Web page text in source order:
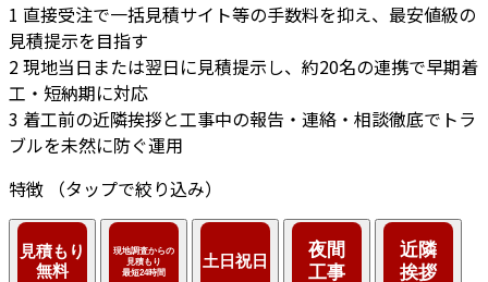
1 直接受注で一括見積サイト等の手数料を抑え、最安値級の
見積提示を目指す
2現地当日または翌日に見積提示し、約20名の連携で早期着
工・短納期に対応
3 着工前の近隣挨拶と工事中の報告・連絡・相談徹底でトラ
ブルを未然に防ぐ運用
特徴
（タップで絞り込み）